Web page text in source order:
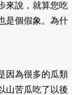
來說，就算您吃
是個假象。為什
因為很多的瓜類
山苦瓜吃了以後